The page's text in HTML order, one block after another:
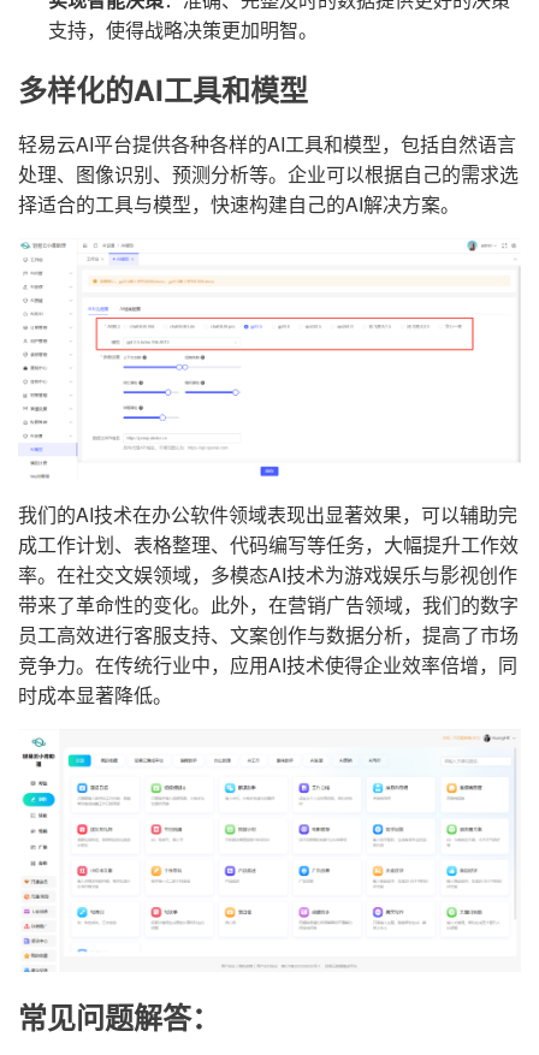
支持，使得战略决策更加明智。
多样化的AI工具和模型
轻易云AI平台提供各种各样的AI工具和模型，包括自然语言
处理、图像识别、预测分析等。企业可以根据自己的需求选
择适合的工具与模型，快速构建自己的AI解决方案。
我们的AI技术在办公软件领域表现出显著效果，可以辅助完
成工作计划、表格整理、代码编写等任务，大幅提升工作效
率。在社交文娱领域，多模态AI技术为游戏娱乐与影视创作
带来了革命性的变化。此外，在营销广告领域，我们的数字
员工高效进行客服支持、文案创作与数据分析，提高了市场
竞争力。在传统行业中，应用AI技术使得企业效率倍增，同
时成本显著降低。
常见问题解答：